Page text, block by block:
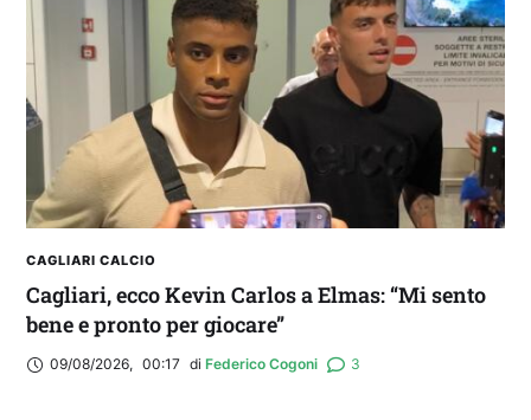
2° TROFEO RIVA | IL POST-PARTITA: commenta
con noi il match tra Cagliari e Nizza
CAGLIARI CALCIO
Cagliari, ecco Kevin Carlos a Elmas: “Mi sento
bene e pronto per giocare”
09/08/2026, 00:17 di Federico Cogoni 3